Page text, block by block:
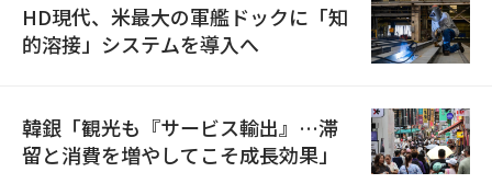
HD現代、米最大の軍艦ドックに「知
的溶接」システムを導入へ
韓銀「観光も『サービス輸出』…滞
留と消費を増やしてこそ成長効果」